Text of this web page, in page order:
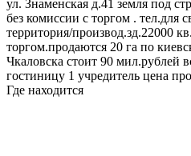
ул. Знаменская д.41 земля под
без комиссии с торгом . тел.для
территория/производ.зд.22000
торгом.продаются 20 га по
Чкаловска стоит 90 мил.рублей
гостиницу 1 учредитель цена
Где находится